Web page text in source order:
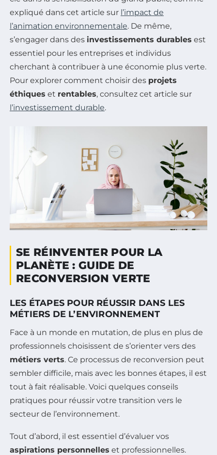
expliqué dans cet article sur l’impact de
l’animation environnementale. De même,
s’engager dans des investissements durables est
essentiel pour les entreprises et individus
cherchant à contribuer à une économie plus verte.
Pour explorer comment choisir des projets
éthiques et rentables, consultez cet article sur
l’investissement durable.
SE RÉINVENTER POUR LA
PLANÈTE : GUIDE DE
RECONVERSION VERTE
LES ÉTAPES POUR RÉUSSIR DANS LES
MÉTIERS DE L’ENVIRONNEMENT
Face à un monde en mutation, de plus en plus de
professionnels choisissent de s’orienter vers des
métiers verts. Ce processus de reconversion peut
sembler difficile, mais avec les bonnes étapes, il est
tout à fait réalisable. Voici quelques conseils
pratiques pour réussir votre transition vers le
secteur de l’environnement.
Tout d’abord, il est essentiel d’évaluer vos
aspirations personnelles et professionnelles.